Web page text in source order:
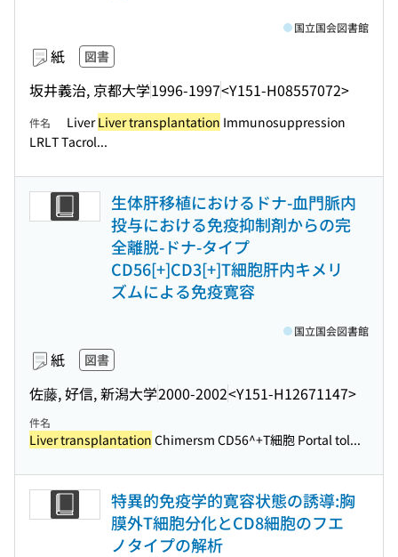
紙 図書
坂井義治, 京都大学1996-1997<Y151-H08557072>
国立国会図書館
件名 LiverLiver transplantation Immunosuppression
LRLT Tacrol...
生体肝移植におけるドナ-血門脈内
投与における免疫抑制剤からの完
全離脱-ドナ-タイプ
CD56[+]CD3[+]T細胞肝内キメリ
ズムによる免疫寛容
紙 図書
佐藤, 好信, 新潟大学2000-2002<Y151-H12671147>
国立国会図書館
件名
Liver transplantation Chimersm CD56^+T細胞 Portal tol...
特異的免疫学的寛容状態の誘導:胸
膜外T細胞分化とCD8細胞のフエ
ノタイプの解析